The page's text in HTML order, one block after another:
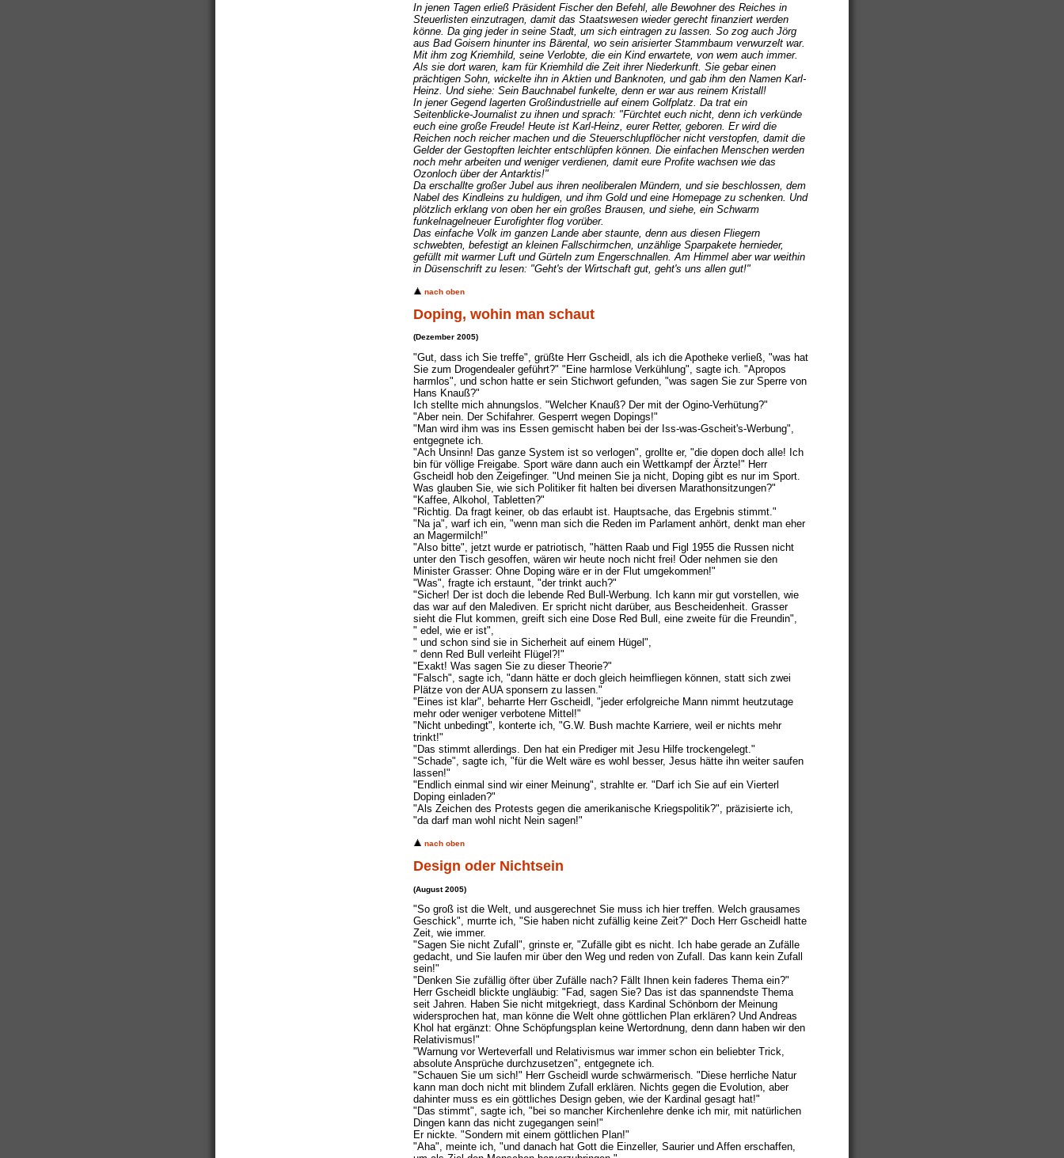
In jenen Tagen erließ Präsident Fischer den Befehl, alle Bewohner des Reiches in
Steuerlisten einzutragen, damit das Staatswesen wieder gerecht finanziert werden
könne. Da ging jeder in seine Stadt, um sich eintragen zu lassen. So zog auch Jörg
aus Bad Goisern hinunter ins Bärental, wo sein arisierter Stammbaum verwurzelt war.
Mit ihm zog Kriemhild, seine Verlobte, die ein Kind erwartete, von wem auch immer.
Als sie dort waren, kam für Kriemhild die Zeit ihrer Niederkunft. Sie gebar einen
prächtigen Sohn, wickelte ihn in Aktien und Banknoten, und gab ihm den Namen Karl-
Heinz. Und siehe: Sein Bauchnabel funkelte, denn er war aus reinem Kristall!
In jener Gegend lagerten Großindustrielle auf einem Golfplatz. Da trat ein
Seitenblicke-Journalist zu ihnen und sprach: "Fürchtet euch nicht, denn ich verkünde
euch eine große Freude! Heute ist Karl-Heinz, eurer Retter, geboren. Er wird die
Reichen noch reicher machen und die Steuerschlupflöcher nicht verstopfen, damit die
Gelder der Gestopften leichter entschlüpfen können. Die einfachen Menschen werden
noch mehr arbeiten und weniger verdienen, damit eure Profite wachsen wie das
Ozonloch über der Antarktis!"
Da erschallte großer Jubel aus ihren neoliberalen Mündern, und sie beschlossen, dem
Nabel des Kindleins zu huldigen, und ihm Gold und eine Homepage zu schenken. Und
plötzlich erklang von oben her ein großes Brausen, und siehe, ein Schwarm
funkelnagelneuer Eurofighter flog vorüber.
Das einfache Volk im ganzen Lande aber staunte, denn aus diesen Fliegern
schwebten, befestigt an kleinen Fallschirmchen, unzählige Sparpakete hernieder,
gefüllt mit warmer Luft und Gürteln zum Engerschnallen. Am Himmel aber war weithin
in Düsenschrift zu lesen: "Geht's der Wirtschaft gut, geht's uns allen gut!"
nach oben
Doping, wohin man schaut
(Dezember 2005)
"Gut, dass ich Sie treffe", grüßte Herr Gscheidl, als ich die Apotheke verließ, "was hat
Sie zum Drogendealer geführt?" "Eine harmlose Verkühlung", sagte ich. "Apropos
harmlos", und schon hatte er sein Stichwort gefunden, "was sagen Sie zur Sperre von
Hans Knauß?"
Ich stellte mich ahnungslos. "Welcher Knauß? Der mit der Ogino-Verhütung?"
"Aber nein. Der Schifahrer. Gesperrt wegen Dopings!"
"Man wird ihm was ins Essen gemischt haben bei der Iss-was-Gscheit's-Werbung",
entgegnete ich.
"Ach Unsinn! Das ganze System ist so verlogen", grollte er, "die dopen doch alle! Ich
bin für völlige Freigabe. Sport wäre dann auch ein Wettkampf der Ärzte!" Herr
Gscheidl hob den Zeigefinger. "Und meinen Sie ja nicht, Doping gibt es nur im Sport.
Was glauben Sie, wie sich Politiker fit halten bei diversen Marathonsitzungen?"
"Kaffee, Alkohol, Tabletten?"
"Richtig. Da fragt keiner, ob das erlaubt ist. Hauptsache, das Ergebnis stimmt."
"Na ja", warf ich ein, "wenn man sich die Reden im Parlament anhört, denkt man eher
an Magermilch!"
"Also bitte", jetzt wurde er patriotisch, "hätten Raab und Figl 1955 die Russen nicht
unter den Tisch gesoffen, wären wir heute noch nicht frei! Oder nehmen sie den
Minister Grasser: Ohne Doping wäre er in der Flut umgekommen!"
"Was", fragte ich erstaunt, "der trinkt auch?"
"Sicher! Der ist doch die lebende Red Bull-Werbung. Ich kann mir gut vorstellen, wie
das war auf den Malediven. Er spricht nicht darüber, aus Bescheidenheit. Grasser
sieht die Flut kommen, greift sich eine Dose Red Bull, eine zweite für die Freundin",
" edel, wie er ist",
" und schon sind sie in Sicherheit auf einem Hügel",
" denn Red Bull verleiht Flügel?!"
"Exakt! Was sagen Sie zu dieser Theorie?"
"Falsch", sagte ich, "dann hätte er doch gleich heimfliegen können, statt sich zwei
Plätze von der AUA sponsern zu lassen."
"Eines ist klar", beharrte Herr Gscheidl, "jeder erfolgreiche Mann nimmt heutzutage
mehr oder weniger verbotene Mittel!"
"Nicht unbedingt", konterte ich, "G.W. Bush machte Karriere, weil er nichts mehr
trinkt!"
"Das stimmt allerdings. Den hat ein Prediger mit Jesu Hilfe trockengelegt."
"Schade", sagte ich, "für die Welt wäre es wohl besser, Jesus hätte ihn weiter saufen
lassen!"
"Endlich einmal sind wir einer Meinung", strahlte er. "Darf ich Sie auf ein Vierterl
Doping einladen?"
"Als Zeichen des Protests gegen die amerikanische Kriegspolitik?", präzisierte ich,
"da darf man wohl nicht Nein sagen!"
nach oben
Design oder Nichtsein
(August 2005)
"So groß ist die Welt, und ausgerechnet Sie muss ich hier treffen. Welch grausames
Geschick", murrte ich, "Sie haben nicht zufällig keine Zeit?" Doch Herr Gscheidl hatte
Zeit, wie immer.
"Sagen Sie nicht Zufall", grinste er, "Zufälle gibt es nicht. Ich habe gerade an Zufälle
gedacht, und Sie laufen mir über den Weg und reden von Zufall. Das kann kein Zufall
sein!"
"Denken Sie zufällig öfter über Zufälle nach? Fällt Ihnen kein faderes Thema ein?"
Herr Gscheidl blickte ungläubig: "Fad, sagen Sie? Das ist das spannendste Thema
seit Jahren. Haben Sie nicht mitgekriegt, dass Kardinal Schönborn der Meinung
widersprochen hat, man könne die Welt ohne göttlichen Plan erklären? Und Andreas
Khol hat ergänzt: Ohne Schöpfungsplan keine Wertordnung, denn dann haben wir den
Relativismus!"
"Warnung vor Werteverfall und Relativismus war immer schon ein beliebter Trick,
absolute Ansprüche durchzusetzen", entgegnete ich.
"Schauen Sie um sich!" Herr Gscheidl wurde schwärmerisch. "Diese herrliche Natur
kann man doch nicht mit blindem Zufall erklären. Nichts gegen die Evolution, aber
dahinter muss es ein göttliches Design geben, wie der Kardinal gesagt hat!"
"Das stimmt", sagte ich, "bei so mancher Kirchenlehre denke ich mir, mit natürlichen
Dingen kann das nicht zugegangen sein!"
Er nickte. "Sondern mit einem göttlichen Plan!"
"Aha", meinte ich, "und danach hat Gott die Einzeller, Saurier und Affen erschaffen,